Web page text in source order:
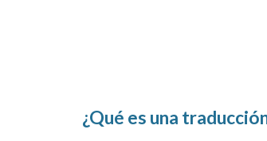
¿Qué es una